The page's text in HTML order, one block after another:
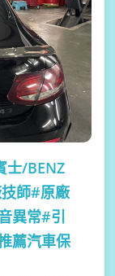
士/BENZ
師#原廠
異常#引
薦汽車保